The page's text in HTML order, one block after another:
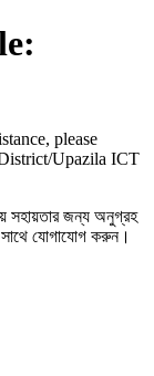
please
Upazila ICT
সহায়তার জন্য অনুগ্রহ
সাথে যোগাযোগ করুন।